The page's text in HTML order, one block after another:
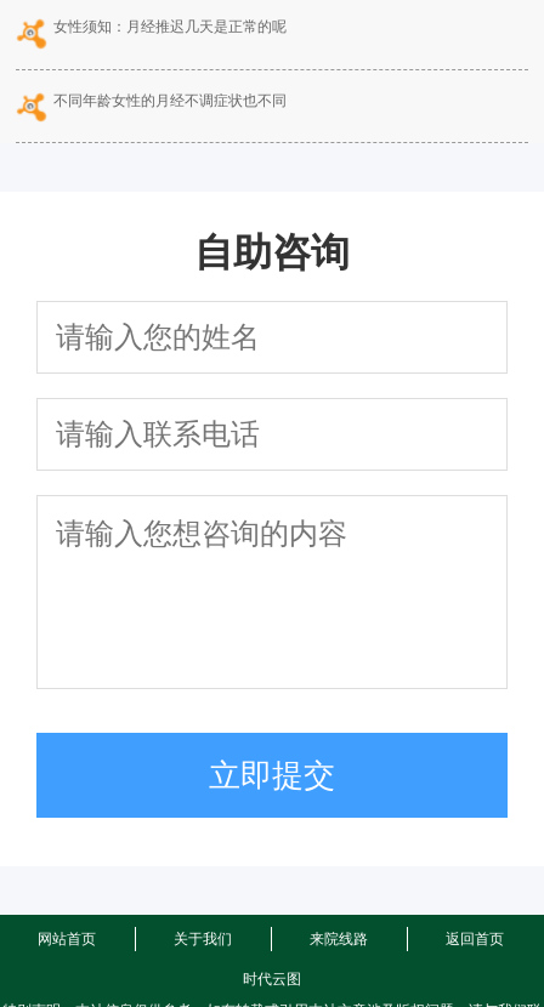
女性须知：月经推迟几天是正常的呢
不同年龄女性的月经不调症状也不同
自助咨询
立即提交
网站首页 关于我们 来院线路 返回首页
时代云图